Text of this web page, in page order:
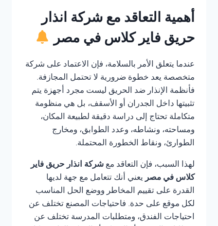
أهمية التعاقد مع شركة انذار
حريق فاير كلاس في مصر
عندما يتعلق الأمر بالسلامة، فإن الاعتماد على شركة
متخصصة يعد خطوة ضرورية لا تحتمل المجازفة.
فأنظمة الإنذار ضد الحريق ليست مجرد أجهزة يتم
تثبيتها داخل الجدران أو الأسقف، بل هي منظومة
متكاملة تحتاج إلى دراسة دقيقة لطبيعة المكان،
ومساحته، ونشاطه، وعدد الطوابق، ومخارج
الطوارئ، ونقاط الخطورة المحتملة.
لهذا السبب، فإن التعاقد مع شركة انذار حريق فاير
كلاس في مصر يعني أنك تتعامل مع جهة لديها
القدرة على تقييم المخاطر ووضع الحل المناسب
لكل موقع على حدة. فاحتياجات المصنع تختلف عن
احتياجات الفندق، ومتطلبات المدرسة تختلف عن